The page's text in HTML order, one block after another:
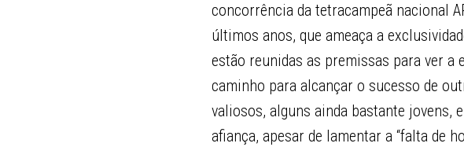
concorrência da tetracampeã nacional
últimos anos, que ameaça a
estão reunidas as premissas para ver a
caminho para alcançar o sucesso de
valiosos, alguns ainda bastante jovens,
afiança, apesar de lamentar a “falta de